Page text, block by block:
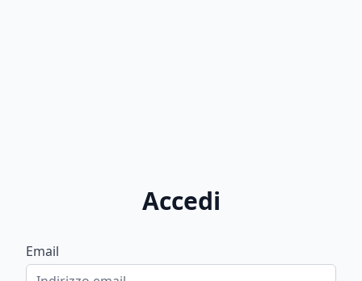
Accedi
Email